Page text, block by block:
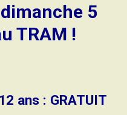
5
TRAM !
ans : GRATUIT